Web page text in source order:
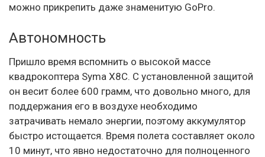
можно прикрепить даже знаменитую GoPro.
Автономность
Пришло время вспомнить о высокой массе
квадрокоптера Syma X8C. С установленной защитой
он весит более 600 грамм, что довольно много, для
поддержания его в воздухе необходимо
затрачивать немало энергии, поэтому аккумулятор
быстро истощается. Время полета составляет около
10 минут, что явно недостаточно для полноценного